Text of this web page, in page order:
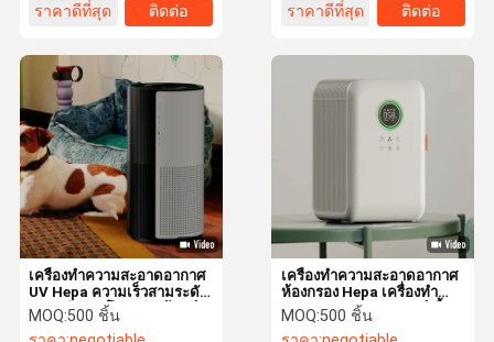
ราคาดีที่สุด
ติดต่อ
ราคาดีที่สุด
ติดต่อ
เครื่องทําความสะอาดอากาศ
ห้องกรอง Hepa เครื่องทํา
ความสะอาดอากาศสัตว์เลี้ยง
ที่สมาร์ท พร้อมเซ็นเซอร์
MOQ:500 ชิ้น
เครื่องทําความสะอาดอากาศ
UV Hepa ความเร็วสามระดับ
40W สําหรับโรคภูมิแพ้สัตว์
เลี้ยง
MOQ:500 ชิ้น